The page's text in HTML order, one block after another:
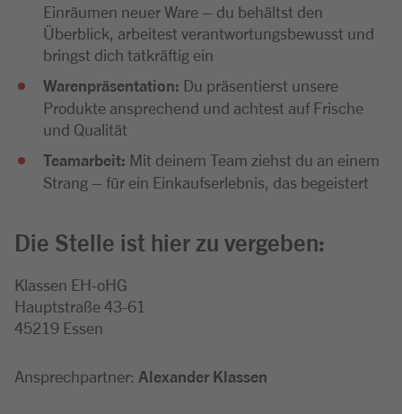
Einräumen neuer Ware – du behältst den
Überblick, arbeitest verantwortungsbewusst und
bringst dich tatkräftig ein
Warenpräsentation: Du präsentierst unsere
Produkte ansprechend und achtest auf Frische
und Qualität
Teamarbeit: Mit deinem Team ziehst du an einem
Strang – für ein Einkaufserlebnis, das begeistert
Die Stelle ist hier zu vergeben:
Klassen EH-oHG
Hauptstraße 43-61
45219 Essen
Ansprechpartner: Alexander Klassen